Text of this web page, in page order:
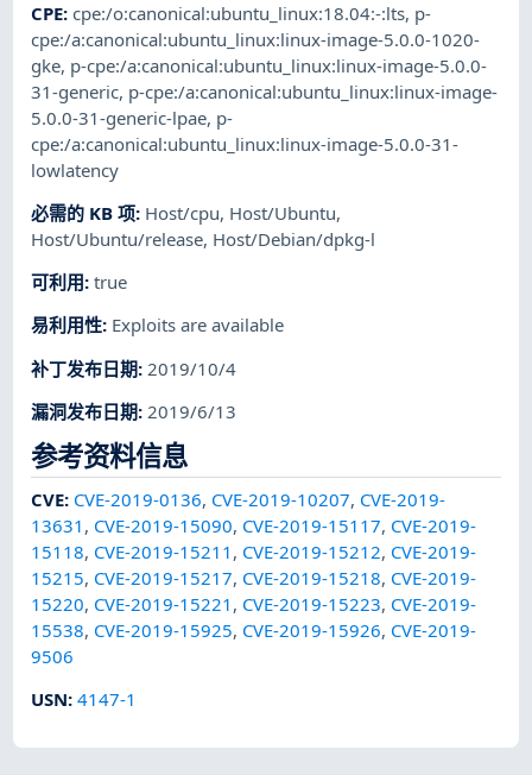
CPE:cpe:/o:canonical:ubuntu_linux:18.04:-:lts, p-
cpe:/a:canonical:ubuntu_linux:linux-image-5.0.0-1020-
gke, p-cpe:/a:canonical:ubuntu_linux:linux-image-5.0.0-
31-generic, p-cpe:/a:canonical:ubuntu_linux:linux-image-
5.0.0-31-generic-lpae, p-
cpe:/a:canonical:ubuntu_linux:linux-image-5.0.0-31-
lowlatency
必需的 KB 项: Host/cpu, Host/Ubuntu,
Host/Ubuntu/release, Host/Debian/dpkg-l
可利用:true
易利用性: Exploits are available
补丁发布日期: 2019/10/4
漏洞发布日期:2019/6/13
参考资料信息
CVE: CVE-2019-0136, CVE-2019-10207, CVE-2019-
13631 , CVE-2019-15090, CVE-2019-15117, CVE-2019-
15118, CVE-2019-15211 , CVE-2019-15212, CVE-2019-
15215, CVE-2019-15217, CVE-2019-15218, CVE-2019-
15220, CVE-2019-15221 , CVE-2019-15223, CVE-2019-
15538, CVE-2019-15925, CVE-2019-15926, CVE-2019-
9506
USN:4147-1